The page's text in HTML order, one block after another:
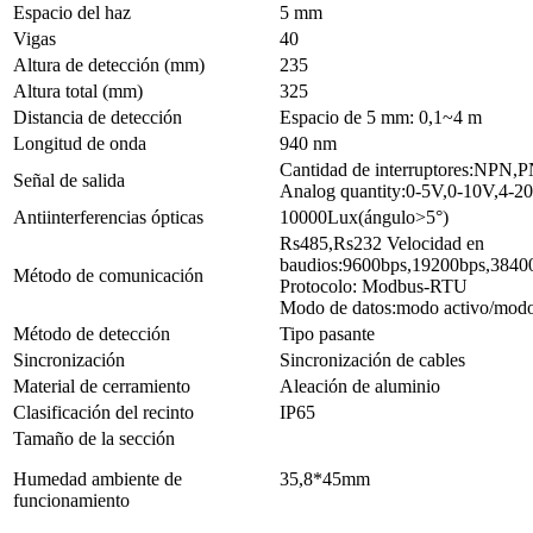
Espacio del haz
5 mm
Vigas
40
Altura de detección (mm)
235
Altura total (mm)
325
Distancia de detección
Espacio de 5 mm: 0,1~4 m
Longitud de onda
940 nm
Señal de salida
Cantidad de
Analog quantity:0-5V,0-10V,4-
Antiinterferencias ópticas
10000Lux(ángulo>5°)
Método de comunicación
Rs485,Rs232 Velocidad en
Protocolo: Modbus-RTU
Modo de datos:modo activo/
Método de detección
Tipo pasante
Sincronización
Sincronización de cables
Material de cerramiento
Aleación de aluminio
Clasificación del recinto
IP65
Tamaño de la sección
Humedad ambiente de
funcionamiento
35,8*45mm